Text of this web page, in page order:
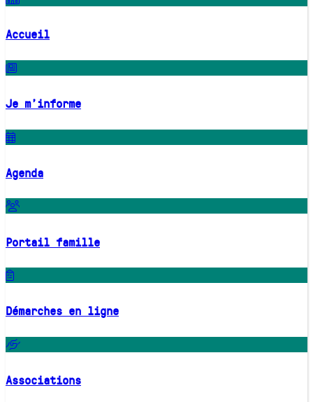
Accueil
Je m'informe
Agenda
Portail famille
Démarches en ligne
Associations